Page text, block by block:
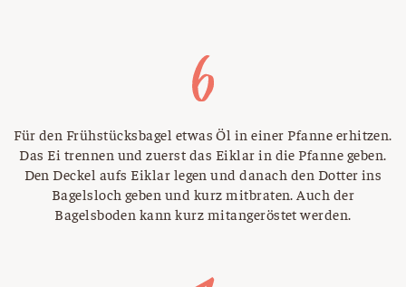
Für den Frühstücksbagel etwas Öl in einer Pfanne erhitzen.
Das Ei trennen und zuerst das Eiklar in die Pfanne geben.
Den Deckel aufs Eiklar legen und danach den Dotter ins
Bagelsloch geben und kurz mitbraten. Auch der
Bagelsboden kann kurz mitangeröstet werden.